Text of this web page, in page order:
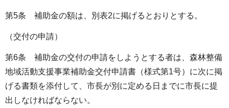
第5条 補助金の額は、別表2に掲げるとおりとする。
（交付の申請）
第6条 補助金の交付の申請をしようとする者は、森林整備
地域活動支援事業補助金交付申請書（様式第1号）に次に掲
げる書類を添付して、市長が別に定める日までに市長に提
出しなければならない。